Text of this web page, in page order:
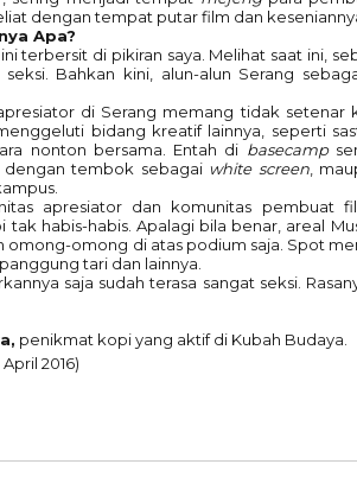
dengan tempat putar film dan
Apa?
terbersit di pikiran saya. Melihat saat ini,
Bahkan kini, alun-alun Serang
di Serang memang tidak
bidang kreatif lainnya, seperti
nonton bersama. Entah di basecamp
dengan tembok sebagai white screen,
apresiator dan komunitas pembuat
tak habis-habis. Apalagi bila benar, areal
omong-omong di atas podium saja. Spot
tari dan lainnya.
saja sudah terasa sangat seksi.
penikmat kopi yang aktif di Kubah Budaya.
2016)